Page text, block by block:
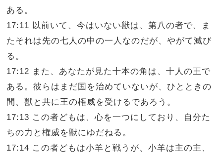
ある。
17:11 以前いて、今はいない獣は、第八の者で、ま
たそれは先の七人の中の一人なのだが、やがて滅び
る。
17:12 また、あなたが見た十本の角は、十人の王で
ある。彼らはまだ国を治めていないが、ひとときの
間、獣と共に王の権威を受けるであろう。
17:13 この者どもは、心を一つにしており、自分た
ちの力と権威を獣にゆだねる。
17:14 この者どもは小羊と戦うが、小羊は主の主、